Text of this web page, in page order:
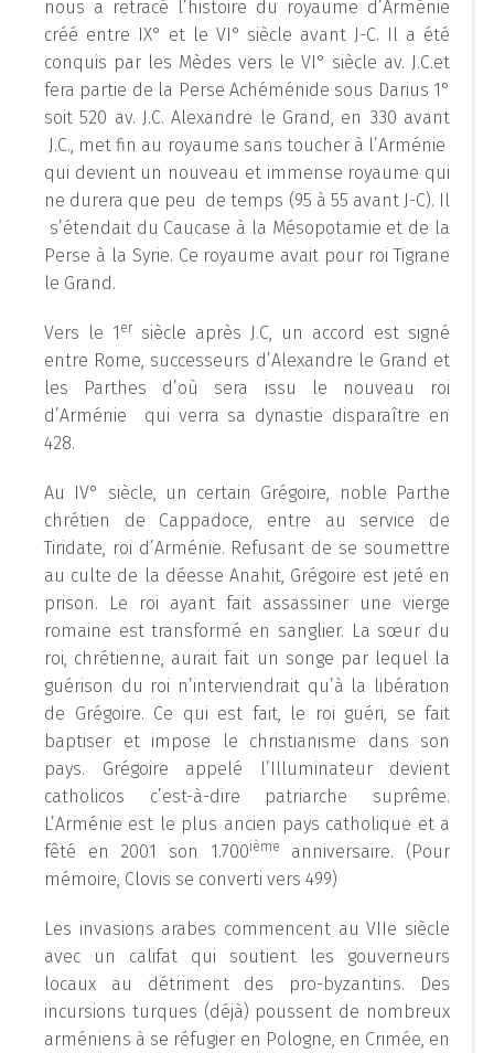
nous a retracé l’histoire du royaume d’Arménie
créé entre IX° et le VI° siècle avant J-C. Il a été
conquis par les Mèdes vers le VI° siècle av. J.C.et
fera partie de la Perse Achéménide sous Darius 1°
soit 520 av. J.C. Alexandre le Grand, en 330 avant
J.C., met fin au royaume sans toucher à l’Arménie
qui devient un nouveau et immense royaume qui
ne durera que peu de temps (95 à 55 avant J-C). Il
s’étendait du Caucase à la Mésopotamie et de la
Perse à la Syrie. Ce royaume avait pour roi Tigrane
le Grand.
Vers le 1 ersiècle après J.C, un accord est signé
entre Rome, successeurs d’Alexandre le Grand et
les Parthes d’où sera issu le nouveau roi
d’Arménie qui verra sa dynastie disparaître en
428.
Au IV° siècle, un certain Grégoire, noble Parthe
chrétien de Cappadoce, entre au service de
Tiridate, roi d’Arménie. Refusant de se soumettre
au culte de la déesse Anahit, Grégoire est jeté en
prison. Le roi ayant fait assassiner une vierge
romaine est transformé en sanglier. La sœur du
roi, chrétienne, aurait fait un songe par lequel la
guérison du roi n’interviendrait qu’à la libération
de Grégoire. Ce qui est fait, le roi guéri, se fait
baptiser et impose le christianisme dans son
pays. Grégoire appelé l’Illuminateur devient
catholicos c’est-à-dire patriarche suprême.
L’Arménie est le plus ancien pays catholique et a
fêté en 2001 son 1.700ième
anniversaire. (Pour
mémoire, Clovis se converti vers 499)
Les invasions arabes commencent au VIIe siècle
avec un califat qui soutient les gouverneurs
locaux au détriment des pro-byzantins. Des
incursions turques (déjà) poussent de nombreux
arméniens à se réfugier en Pologne, en Crimée, en